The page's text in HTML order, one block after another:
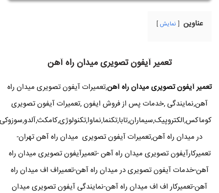
عناوین نمایش
تعمیر آیفون تصویری میدان راه آهن
تعمیر آیفون تصویری میدان راه آهن,تعمیرات آیفون تصویری میدان راه
آهن,نمایندگی ,خدمات پس از فروش ایفون ,تعمیرات آیفون تصویری
کوماکس,الکتروپیک,سیماران,تابا,تکنما,نماوا,تکنولوژی,کامکث,آلدو,سوزوکی
در میدان راه آهن,تعمیرات آیفون تصویری میدان راه آهن تهران-
تعمیرکارآیفون تصویری میدان راه آهن -تعمیرآیفون تصویری میدان راه
آهن-خدمات آیفون تصویری در میدان راه آهن-تعمیراف اف میدان راه
آهن-تعمیرکار اف اف میدان راه آهن-نمایندگی آیفون تصویری میدان